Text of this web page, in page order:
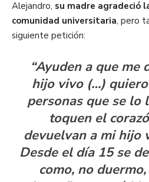
Alejandro, su madre agradeció
comunidad universitaria, pero
siguiente petición:
“Ayuden a que me
hijo vivo (…)
personas que se lo
toquen el
devuelvan a mi hijo
Desde el día 15 se
como, no